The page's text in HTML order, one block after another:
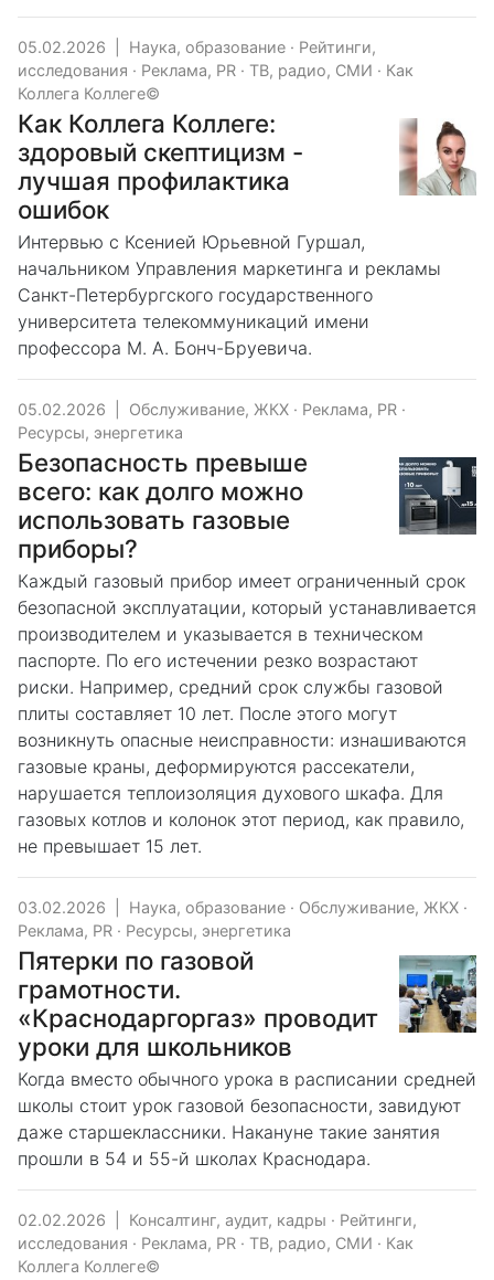
05.02.2026 Наука, образование · Рейтинги,
исследования · Реклама, PR · ТВ, радио, СМИ · Как
Коллега Коллеге©
Как Коллега Коллеге:
здоровый скептицизм -
лучшая профилактика
ошибок
Интервью с Ксенией Юрьевной Гуршал,
начальником Управления маркетинга и рекламы
Санкт-Петербургского государственного
университета телекоммуникаций имени
профессора М. А. Бонч-Бруевича.
05.02.2026 Обслуживание, ЖКХ · Реклама, PR ·
Ресурсы, энергетика
Безопасность превыше
всего: как долго можно
использовать газовые
приборы?
Каждый газовый прибор имеет ограниченный срок
безопасной эксплуатации, который устанавливается
производителем и указывается в техническом
паспорте. По его истечении резко возрастают
риски. Например, средний срок службы газовой
плиты составляет 10 лет. После этого могут
возникнуть опасные неисправности: изнашиваются
газовые краны, деформируются рассекатели,
нарушается теплоизоляция духового шкафа. Для
газовых котлов и колонок этот период, как правило,
не превышает 15 лет.
03.02.2026 Наука, образование · Обслуживание, ЖКХ ·
Реклама, PR · Ресурсы, энергетика
Пятерки по газовой
грамотности.
«Краснодаргоргаз» проводит
уроки для школьников
Когда вместо обычного урока в расписании средней
школы стоит урок газовой безопасности, завидуют
даже старшеклассники. Накануне такие занятия
прошли в 54 и 55-й школах Краснодара.
02.02.2026 Консалтинг, аудит, кадры · Рейтинги,
исследования · Реклама, PR · ТВ, радио, СМИ · Как
Коллега Коллеге©